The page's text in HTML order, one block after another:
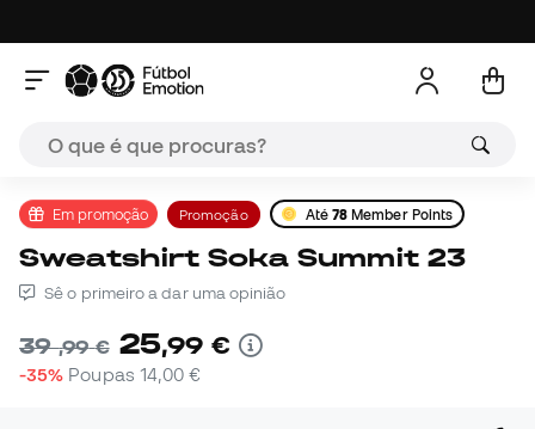
Em promoção Promoção Até 78 Member Points
Sweatshirt Soka Summit 23
Sê o primeiro a dar uma opinião
39,99 € 25,99 €
-35% Poupas 14,00 €